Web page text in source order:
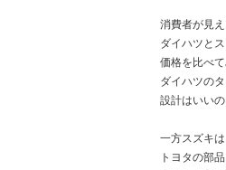
消費者が見
ダイハツと
価格を比べて
ダイハツの
設計はいい
一方スズキ
トヨタの部